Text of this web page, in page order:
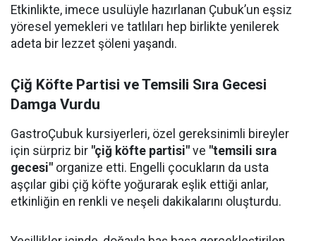
Etkinlikte, imece usulüyle hazırlanan Çubuk’un eşsiz
yöresel yemekleri ve tatlıları hep birlikte yenilerek
adeta bir lezzet şöleni yaşandı.
Çiğ Köfte Partisi ve Temsili Sıra Gecesi
Damga Vurdu
GastroÇubuk kursiyerleri, özel gereksinimli bireyler
için sürpriz bir "çiğ köfte partisi" ve "temsili sıra
gecesi" organize etti. Engelli çocukların da usta
aşçılar gibi çiğ köfte yoğurarak eşlik ettiği anlar,
etkinliğin en renkli ve neşeli dakikalarını oluşturdu.